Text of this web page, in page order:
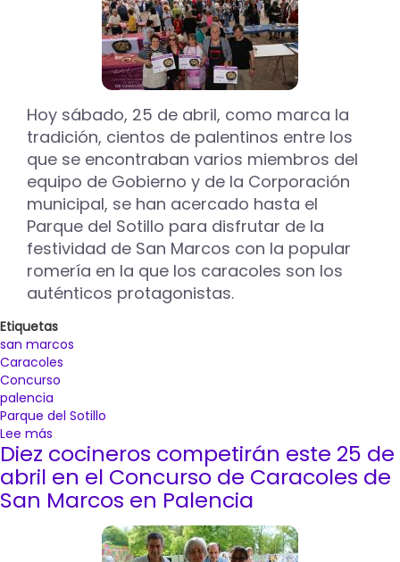
Hoy sábado, 25 de abril, como marca la
tradición, cientos de palentinos entre los
que se encontraban varios miembros del
equipo de Gobierno y de la Corporación
municipal, se han acercado hasta el
Parque del Sotillo para disfrutar de la
festividad de San Marcos con la popular
romería en la que los caracoles son los
auténticos protagonistas.
Etiquetas
san marcos
Caracoles
Concurso
palencia
Parque del Sotillo
Lee más
Lucía
Díez,
Julio
Zamora
Diez cocineros competirán este 25 de
abril en el Concurso de Caracoles de
San Marcos en Palencia